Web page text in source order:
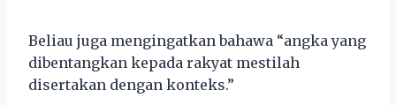
Beliau juga mengingatkan bahawa “angka yang
dibentangkan kepada rakyat mestilah
disertakan dengan konteks.”